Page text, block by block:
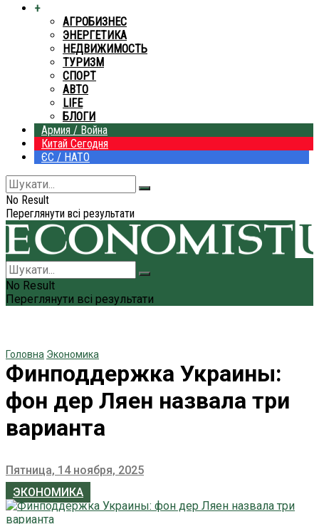
+
АГРОБИЗНЕС
ЭНЕРГЕТИКА
НЕДВИЖИМОСТЬ
ТУРИЗМ
СПОРТ
АВТО
LIFE
БЛОГИ
Армия / Война
Китай Сегодня
ЄС / НАТО
No Result
Переглянути всі результати
No Result
Переглянути всі результати
Головна Экономика
Финподдержка Украины:
фон дер Ляен назвала три
варианта
Пятница, 14 ноября, 2025
ЭКОНОМИКА